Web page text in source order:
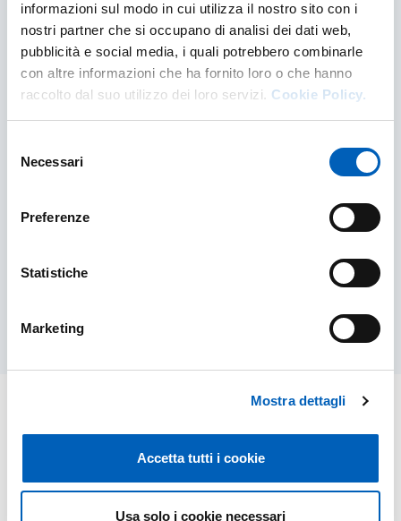
informazioni sul modo in cui utilizza il nostro sito con i
nostri partner che si occupano di analisi dei dati web,
pubblicità e social media, i quali potrebbero combinarle
con altre informazioni che ha fornito loro o che hanno
raccolto dal suo utilizzo dei loro servizi. Cookie Policy.
delNecessari
Preferenze
Statistiche
Marketing
Mostra dettagli
Accetta tutti i cookie
Usa solo i cookie necessari
DOTTORATO IN SCIENZA E TECNOLOGIA DEI